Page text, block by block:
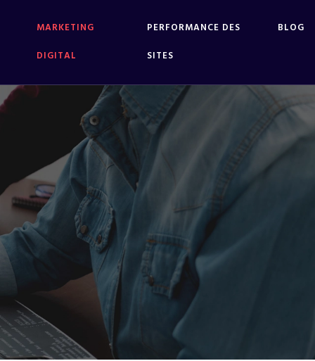
MARKETING
DIGITAL
PERFORMANCE DES
SITES
BLOG